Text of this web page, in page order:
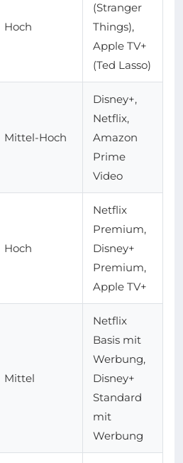
Hoch
(Stranger
Things),
Apple TV+
(Ted Lasso)
Mittel-Hoch
Disney+,
Netflix,
Amazon
Prime
Video
Hoch
Netflix
Premium,
Disney+
Premium,
Apple TV+
Mittel
Netflix
Basis mit
Werbung,
Disney+
Standard
mit
Werbung